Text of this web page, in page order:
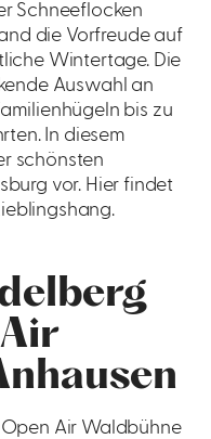
Schneeflocken
die Vorfreude auf
Wintertage. Die
Auswahl an
bis zu
In diesem
schönsten
vor. Hier findet
Air Waldbühne